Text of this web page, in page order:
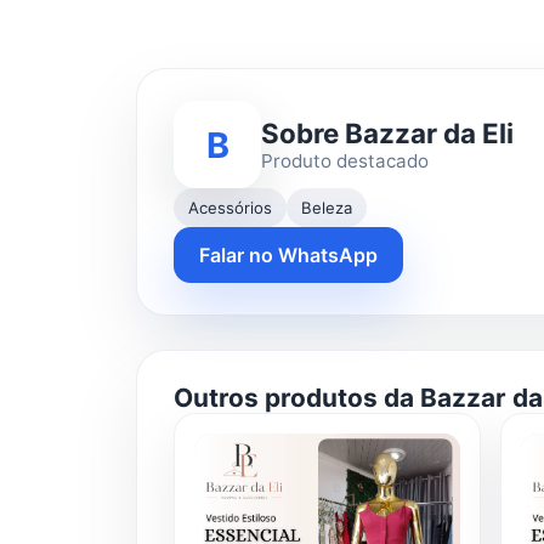
B Sobre Bazzar da Eli
Produto destacado
Acessórios Beleza
Falar no WhatsApp
Outros produtos da Bazzar